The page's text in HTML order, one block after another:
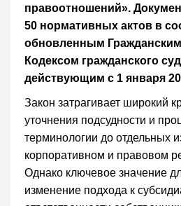
правоотношений».
50 нормативных актов в
обновленным
Кодексом гражданского
действующим с 1 января
Закон затрагивает широкий
уточнения подсудности и
терминологии до отдельных
корпоративном и правовом
Однако ключевое значение
изменение подхода к